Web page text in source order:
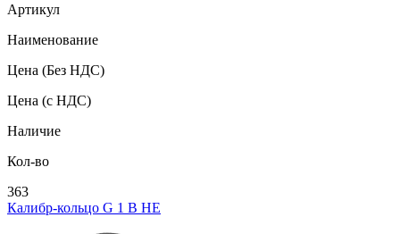
Артикул
Наименование
Цена (Без НДС)
Цена (с НДС)
Наличие
Кол-во
363
Калибр-кольцо G 1 В НЕ